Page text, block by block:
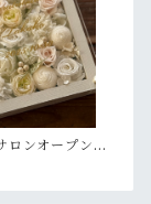
ロンオープン祝
・還暦祝い【名
ーブドフラワー
ドフレーム 木枠